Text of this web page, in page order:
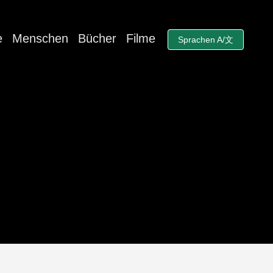
Menschen Bücher Filme Sprachen A/文